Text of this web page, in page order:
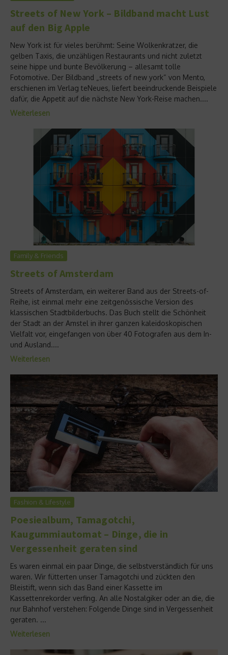
Streets of New York – Bildband macht Lust
auf den Big Apple
New York ist für vieles berühmt: Seine Wolkenkratzer, die
gelben Taxis, die unzähligen Restaurants und nicht zuletzt
seine hippe und bunte Bevölkerung – allesamt tolle
Fotomotive. Der Bildband „streets of new york“ von Mento,
erschienen im Verlag teNeues, liefert beeindruckende Beispiele
dafür, die Appetit auf die nächste New York-Reise machen....
Weiterlesen
Family & Friends
Streets of Amsterdam
Streets of Amsterdam, ein weiterer Band aus der Streets-of-
Reihe, ist einmal mehr eine zeitgenössische Version des
klassischen Stadtbilderbuchs. Das Buch stellt die Schönheit
der Stadt an der Amstel in ihrer ganzen kaleidoskopischen
Vielfalt vor, eingefangen von über 40 Fotografen aus dem In-
und Ausland....
Weiterlesen
Fashion & Lifestyle
Poesiealbum, Tamagotchi,
Kaugummiautomat – Dinge, die in
Vergessenheit geraten sind
Es waren einmal ein paar Dinge, die selbstverständlich für uns
waren. Wir fütterten unser Tamagotchi und zückten den
Bleistift, wenn sich das Band einer Kassette im
Kassettenrekorder verfing. An alle Nostalgiker oder an die, die
nur Bahnhof verstehen: Folgende Dinge sind in Vergessenheit
geraten. ...
Weiterlesen